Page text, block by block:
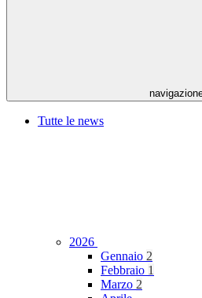
Tutte le news
2026
Gennaio 2
Febbraio 1
Marzo 2